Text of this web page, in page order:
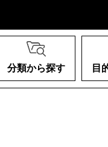
分類から探す 目